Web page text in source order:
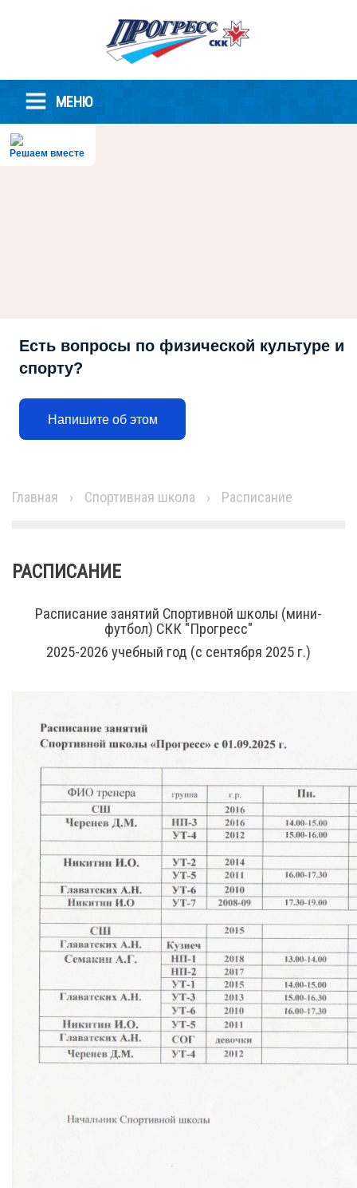
МЕНЮ
Решаем вместе
Есть вопросы по физической культуре и
спорту?
Напишите об этом
Главная › Спортивная школа › Расписание
РАСПИСАНИЕ
Расписание занятий Спортивной школы (мини-
футбол) СКК "Прогресс"
2025-2026 учебный год (с сентября 2025 г.)